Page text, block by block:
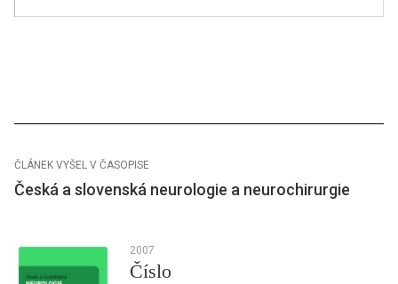
ČLÁNEK VYŠEL V ČASOPISE
Česká a slovenská neurologie a neurochirurgie
2007
Číslo